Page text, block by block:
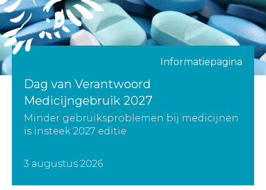
Informatiepagina
Dag van Verantwoord
Medicijngebruik 2027
Minder gebruiksproblemen bij medicijnen
is insteek 2027 editie
3 augustus 2026